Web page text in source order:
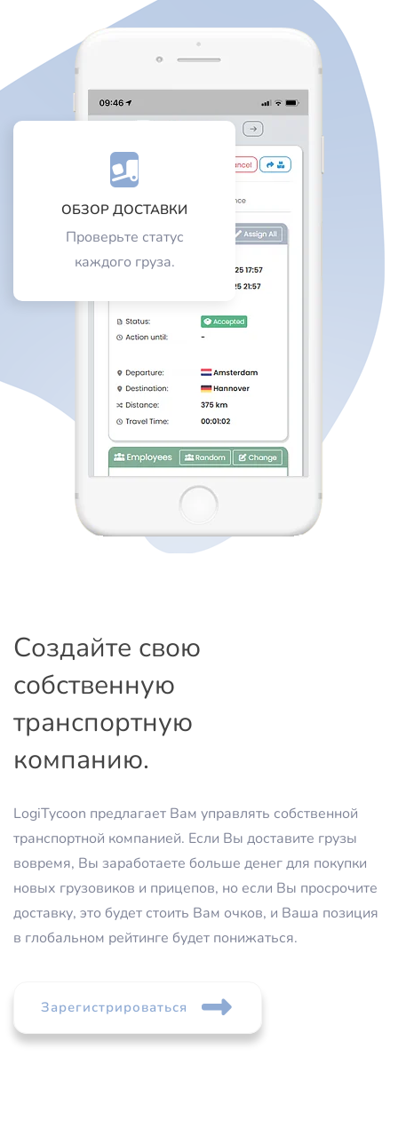
ОБЗОР ДОСТАВКИ
Проверьте статус
каждого груза.
Создайте свою
собственную
транспортную
компанию.
LogiTycoon предлагает Вам управлять собственной
транспортной компанией. Если Вы доставите грузы
вовремя, Вы заработаете больше денег для покупки
новых грузовиков и прицепов, но если Вы просрочите
доставку, это будет стоить Вам очков, и Ваша позиция
в глобальном рейтинге будет понижаться.
Зарегистрироваться